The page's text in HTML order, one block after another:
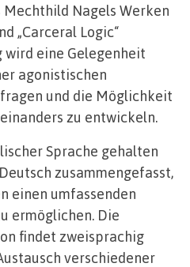
Nagels Werken
„Carceral Logic“
eine Gelegenheit
agonistischen
und die Möglichkeit
zu entwickeln.
Sprache gehalten
zusammengefasst,
einen umfassenden
ermöglichen. Die
findet zweisprachig
verschiedener